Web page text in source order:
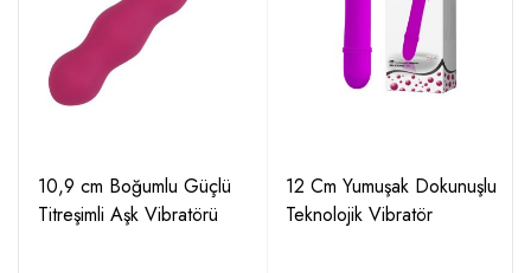
10,9 cm Boğumlu Güçlü
Titreşimli Aşk Vibratörü
12 Cm Yumuşak Dokunuşlu
Teknolojik Vibratör